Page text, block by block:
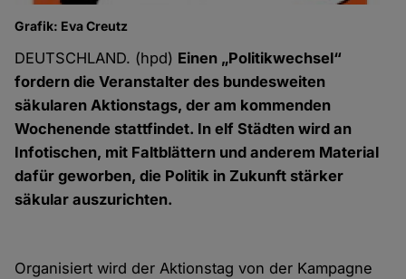
Grafik: Eva Creutz
DEUTSCHLAND. (hpd) Einen „Politikwechsel“
fordern die Veranstalter des bundesweiten
säkularen Aktionstags, der am kommenden
Wochenende stattfindet. In elf Städten wird an
Infotischen, mit Faltblättern und anderem Material
dafür geworben, die Politik in Zukunft stärker
säkular auszurichten.
Organisiert wird der Aktionstag von der Kampagne